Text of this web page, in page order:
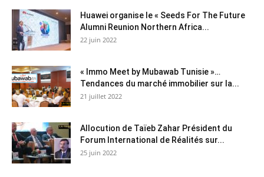
Huawei organise le « Seeds For The Future
Alumni Reunion Northern Africa...
22 juin 2022
« Immo Meet by Mubawab Tunisie »…
Tendances du marché immobilier sur la...
21 juillet 2022
Allocution de Taïeb Zahar Président du
Forum International de Réalités sur...
25 juin 2022